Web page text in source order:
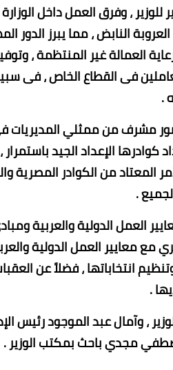
، وفرق العمل داخل الوزارة
النابض ، مما يبرز الدور
العمالة غير المنتظمة ،
فى القطاع الخاص ، فى
.
مشرف من ممثلي المديريات
الإعداد الجيد باستمرار ،
المعتاد من الكوادر المصرية
.
العمل الدولية والعربية
مع معايير العمل الدولية
انتخاباتها ، فضلاً عن
.
، وآمال عبد الموجود رئيس
مجدي باحث بمكتب الوزير .